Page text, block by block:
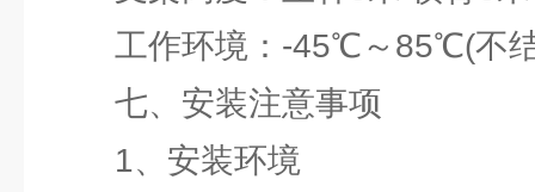
工作环境：-45℃～85℃(不
七、安装注意事项
1、安装环境